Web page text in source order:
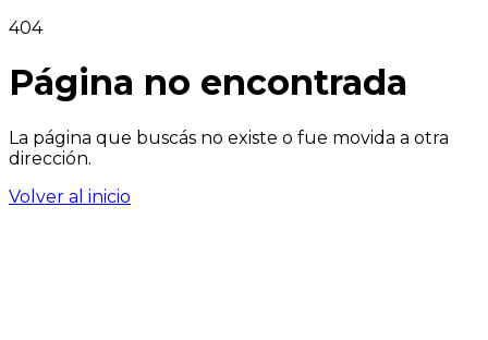
404
Página no encontrada
La página que buscás no existe o fue movida a otra
dirección.
Volver al inicio